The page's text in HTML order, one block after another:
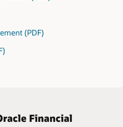
(PDF)
Financial